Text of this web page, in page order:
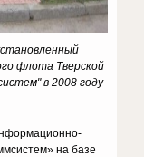
флота Тверской
в 2008 году
на базе